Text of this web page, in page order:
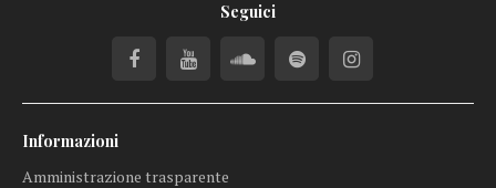
Seguici
Informazioni
Amministrazione trasparente